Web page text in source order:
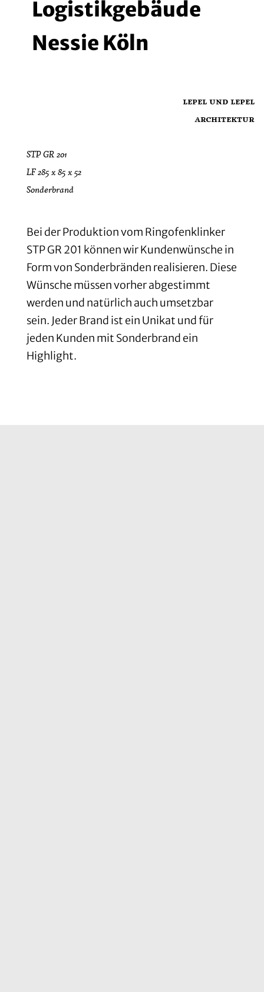
Logistikgebäude
Nessie Köln
lepel und lepel
architektur
STP GR 201
LF 285 x 85 x 52
Sonderbrand
Bei der Produktion vom Ringofenklinker
STP GR 201 können wir Kundenwünsche in
Form von Sonderbränden realisieren. Diese
Wünsche müssen vorher abgestimmt
werden und natürlich auch umsetzbar
sein. Jeder Brand ist ein Unikat und für
jeden Kunden mit Sonderbrand ein
Highlight.